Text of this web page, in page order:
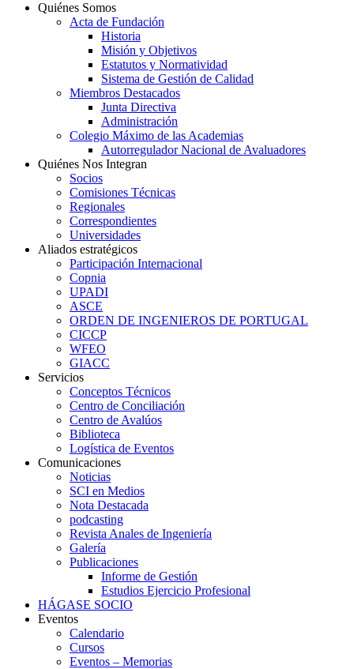
Quiénes Somos
Acta de Fundación
Historia
Misión y Objetivos
Estatutos y Normatividad
Sistema de Gestión de Calidad
Miembros Destacados
Junta Directiva
Administración
Colegio Máximo de las Academias
Autorregulador Nacional de Avaluadores
Quiénes Nos Integran
Socios
Comisiones Técnicas
Regionales
Correspondientes
Universidades
Aliados estratégicos
Participación Internacional
Copnia
UPADI
ASCE
ORDEN DE INGENIEROS DE PORTUGAL
CICCP
WFEO
GIACC
Servicios
Conceptos Técnicos
Centro de Conciliación
Centro de Avalúos
Biblioteca
Logística de Eventos
Comunicaciones
Noticias
SCI en Medios
Nota Destacada
podcasting
Revista Anales de Ingeniería
Galería
Publicaciones
Informe de Gestión
Estudios Ejercicio Profesional
HÁGASE SOCIO
Eventos
Calendario
Cursos
Eventos – Memorias